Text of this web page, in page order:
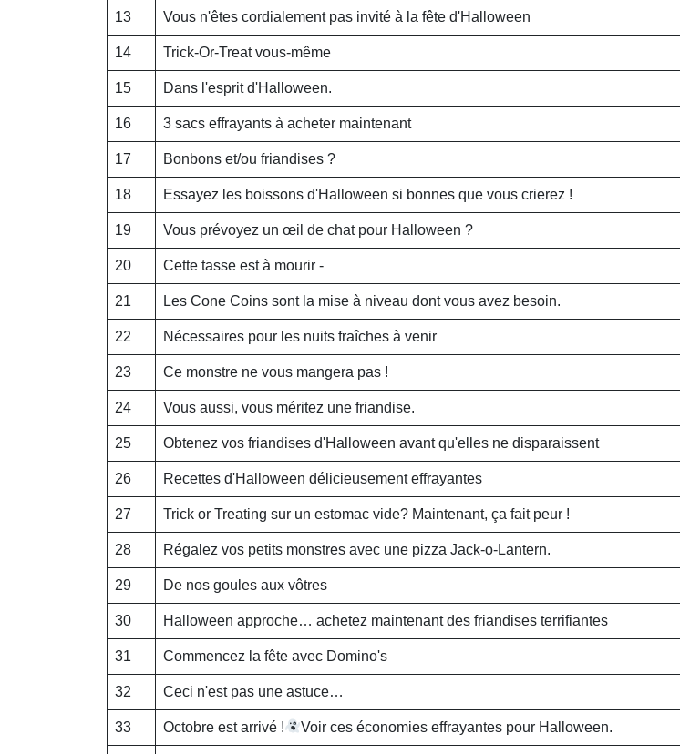
13 Vous n'êtes cordialement pas invité à la fête d'Halloween
14 Trick-Or-Treat vous-même
15 Dans l'esprit d'Halloween.
16 3 sacs effrayants à acheter maintenant
17 Bonbons et/ou friandises ?
18 Essayez les boissons d'Halloween si bonnes que vous crierez !
19 Vous prévoyez un œil de chat pour Halloween ?
20 Cette tasse est à mourir -
21 Les Cone Coins sont la mise à niveau dont vous avez besoin.
22 Nécessaires pour les nuits fraîches à venir
23 Ce monstre ne vous mangera pas !
24 Vous aussi, vous méritez une friandise.
25 Obtenez vos friandises d'Halloween avant qu'elles ne disparaissent
26 Recettes d'Halloween délicieusement effrayantes
27 Trick or Treating sur un estomac vide? Maintenant, ça fait peur !
28 Régalez vos petits monstres avec une pizza Jack-o-Lantern.
29 De nos goules aux vôtres
30 Halloween approche… achetez maintenant des friandises terrifiantes
31 Commencez la fête avec Domino's
32 Ceci n'est pas une astuce…
33 Octobre est arrivé ! Voir ces économies effrayantes pour Halloween.